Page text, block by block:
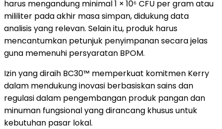
harus mengandung minimal 1 × 10⁶ CFU per gram atau
mililiter pada akhir masa simpan, didukung data
analisis yang relevan. Selain itu, produk harus
mencantumkan petunjuk penyimpanan secara jelas
guna memenuhi persyaratan BPOM.
Izin yang diraih BC30™ memperkuat komitmen Kerry
dalam mendukung inovasi berbasiskan sains dan
regulasi dalam pengembangan produk pangan dan
minuman fungsional yang dirancang khusus untuk
kebutuhan pasar lokal.